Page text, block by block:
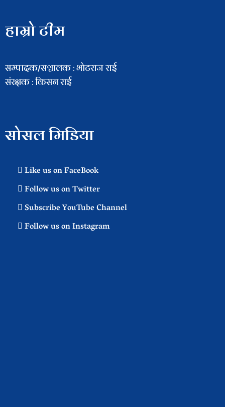
हाम्रो टीम
सम्पादक/सञ्चालक : भाेटराज राई
संरक्षक : किसन राई
सोसल मिडिया
Like us on FaceBook
Follow us on Twitter
Subscribe YouTube Channel
Follow us on Instagram